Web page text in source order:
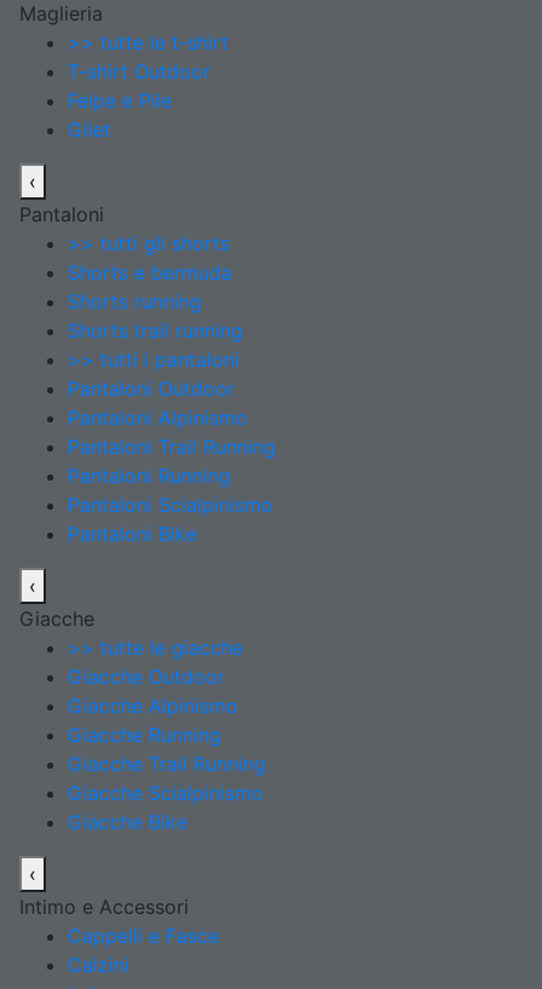
Maglieria
>> tutte le t-shirt
T-shirt Outdoor
Felpe e Pile
Gilet
‹
Pantaloni
>> tutti gli shorts
Shorts e bermuda
Shorts running
Shorts trail running
>> tutti i pantaloni
Pantaloni Outdoor
Pantaloni Alpinismo
Pantaloni Trail Running
Pantaloni Running
Pantaloni Scialpinismo
Pantaloni Bike
‹
Giacche
>> tutte le giacche
Giacche Outdoor
Giacche Alpinismo
Giacche Running
Giacche Trail Running
Giacche Scialpinismo
Giacche Bike
‹
Intimo e Accessori
Cappelli e Fasce
Calzini